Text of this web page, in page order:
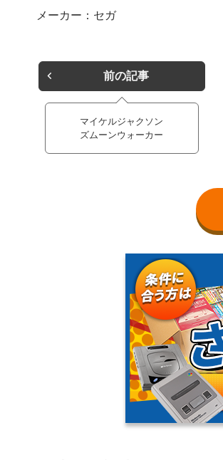
メーカー：セガ
前の記事
マイケルジャクソン
ズムーンウォーカー